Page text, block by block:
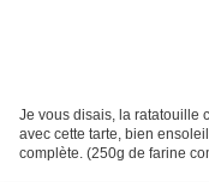
Je vous disais, la ratatouille
avec cette tarte, bien
complète. (250g de farine